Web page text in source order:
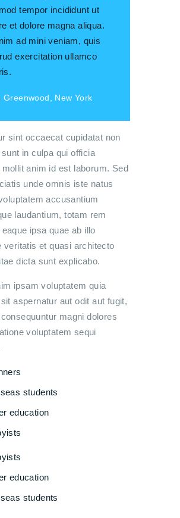
tempor incididunt ut
et dolore magna aliqua.
ad mini veniam, quis
exercitation ullamco
Greenwood, New York
sint occaecat cupidatat non
sunt in culpa qui officia
anim id est laborum. Sed
unde omnis iste natus
accusantium
laudantium, totam rem
ipsa quae ab illo
veritatis et quasi architecto
dicta sunt explicabo.
ipsam voluptatem quia
aspernatur aut odit aut fugit,
magni dolores
voluptatem sequi
students
education
education
students